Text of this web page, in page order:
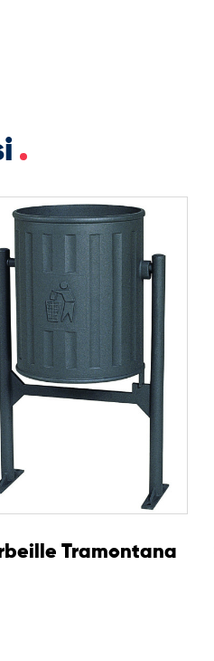
d’usage, résistance et
Tramontana